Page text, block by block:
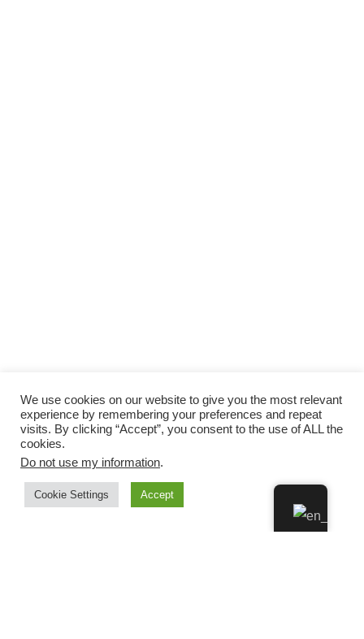
We use cookies on our website to give you the most relevant
experience by remembering your preferences and repeat
visits. By clicking “Accept”, you consent to the use of ALL the
cookies.
Do not use my information.
Cookie Settings Accept